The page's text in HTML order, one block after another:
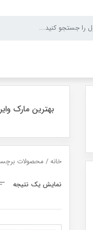
بهترین مارک
خانه/ محصولات
نمایش یک نتیجه